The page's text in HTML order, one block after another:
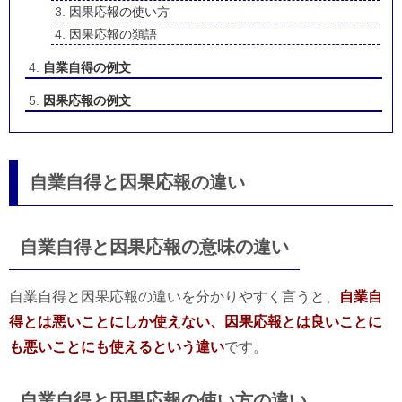
因果応報の使い方
因果応報の類語
自業自得の例文
因果応報の例文
自業自得と因果応報の違い
自業自得と因果応報の意味の違い
自業自得と因果応報の違いを分かりやすく言うと、
自業自
得とは悪いことにしか使えない、因果応報とは良いことに
も悪いことにも使えるという違いです。